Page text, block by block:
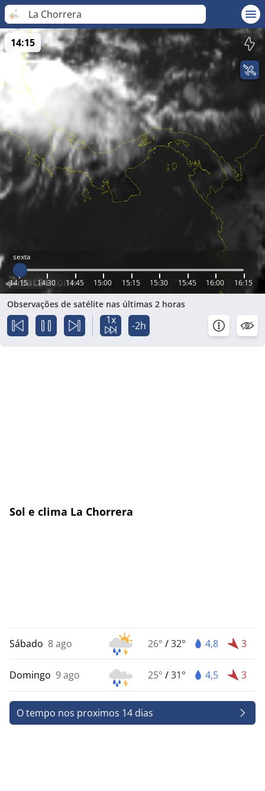
La Chorrera
sexta
14:15 14:30 14:45 15:00 15:15 15:30 15:45 16:00 16:15
14:15
Observações de satélite nas últimas 2 horas
1x -2h
Sol e clima La Chorrera
Sábado 8 ago 26° /32° 4,8 3
Domingo 9 ago 25° /31° 4,5 3
O tempo nos proximos 14 dias